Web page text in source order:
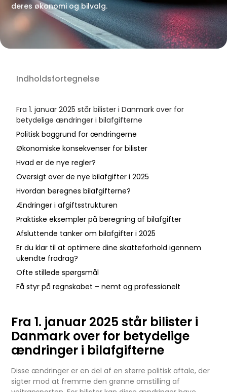
deres økonomi og bilvalg.
Indholdsfortegnelse
Fra 1. januar 2025 står bilister i Danmark over for
betydelige ændringer i bilafgifterne
Politisk baggrund for ændringerne
Økonomiske konsekvenser for bilister
Hvad er de nye regler?
Oversigt over de nye bilafgifter i 2025
Hvordan beregnes bilafgifterne?
Ændringer i afgiftsstrukturen
Praktiske eksempler på beregning af bilafgifter
Afsluttende tanker om bilafgifter i 2025
Er du klar til at optimere dine skatteforhold igennem
ukendte fradrag?
Ofte stillede spørgsmål
Få styr på regnskabet – nemt og professionelt
Fra 1. januar 2025 står bilister i
Danmark over for betydelige
ændringer i bilafgifterne
Disse ændringer er en del af en større politisk aftale, der
sigter mod at fremme den grønne omstilling af